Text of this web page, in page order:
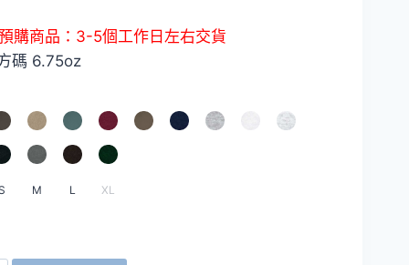
價
HKD289.0。
價
HKD199.0。
購商品：3-5個工作日左右交貨
碼 6.75oz
M L XL